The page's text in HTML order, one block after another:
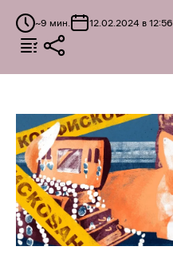
~9 мин. 12.02.2024 в 12:56